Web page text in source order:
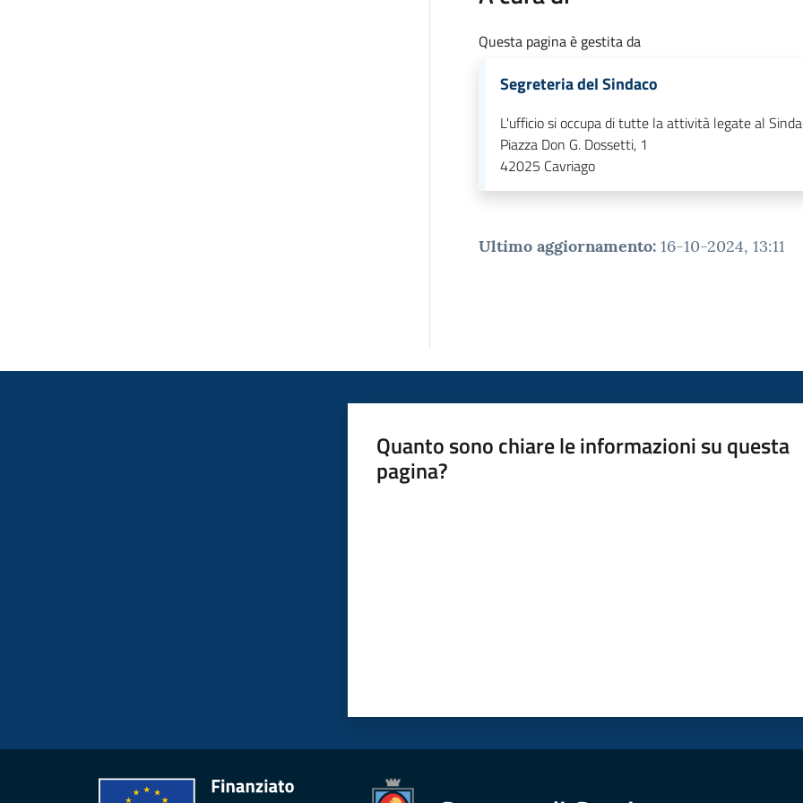
Questa pagina è gestita da
Segreteria del Sindaco
L'ufficio si occupa di tutte la attività legate al
Piazza Don G. Dossetti, 1
42025 Cavriago
Ultimo aggiornamento: 16-10-2024, 13:11
Quanto sono chiare le informazioni su questa
pagina?